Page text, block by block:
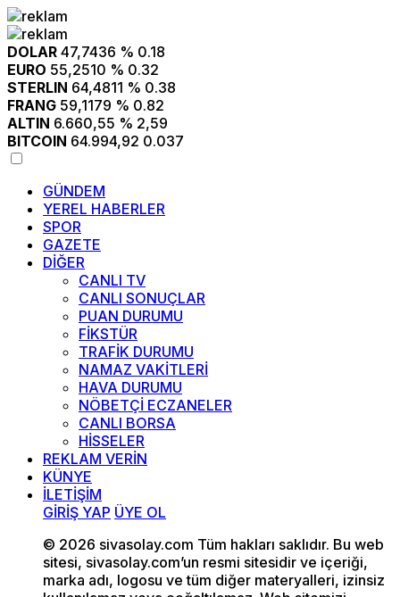
DOLAR 47,7436 % 0.18
EURO 55,2510 % 0.32
STERLIN 64,4811 % 0.38
FRANG 59,1179 % 0.82
ALTIN 6.660,55 % 2,59
BITCOIN 64.994,92 0.037
GÜNDEM
YEREL HABERLER
SPOR
GAZETE
DİĞER
CANLI TV
CANLI SONUÇLAR
PUAN DURUMU
FİKSTÜR
TRAFİK DURUMU
NAMAZ VAKİTLERİ
HAVA DURUMU
NÖBETÇİ ECZANELER
CANLI BORSA
HİSSELER
REKLAM VERİN
KÜNYE
İLETİŞİM
GİRİŞ YAP ÜYE OL
© 2026 sivasolay.com Tüm hakları saklıdır. Bu web
sitesi, sivasolay.com’un resmi sitesidir ve içeriği,
marka adı, logosu ve tüm diğer materyalleri, izinsiz